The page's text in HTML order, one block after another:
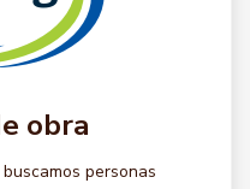
obra
personas